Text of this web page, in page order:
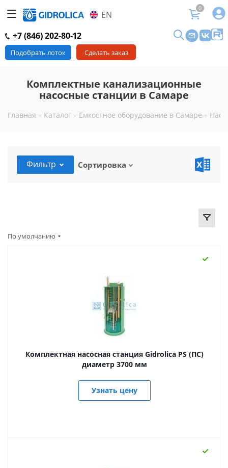
EN
0
+7 (846) 202-80-12
Подобрать лоток Сделать заказ
Комплектные канализационные
насосные станции в Самаре
Главная - Каталог - Емкостное оборудование в Самаре -
Фильтр Сортировка
По умолчанию
Комплектная насосная станция Gidrolica PS (ПС)
диаметр 3700 мм
Узнать цену